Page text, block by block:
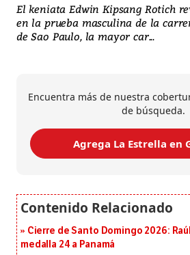
El keniata Edwin Kipsang Rotich
en la prueba masculina de la
de Sao Paulo, la mayor car...
Encuentra más de nuestra
de búsqueda.
Agrega La Estrella en
Cierre de Santo Domingo 2026:
medalla 24 a Panamá